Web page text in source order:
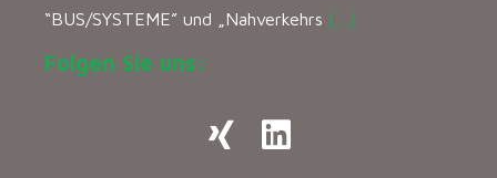
“BUS/SYSTEME” und „Nahverkehrs […]
Folgen Sie uns: